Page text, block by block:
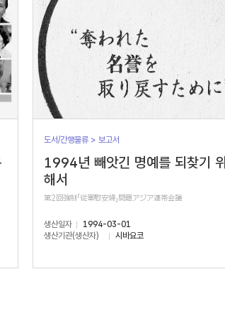
도서/간행물류 > 보고서
1994년 빼앗긴 명예를 되찾기 위
해서
第2回強制「従軍慰安婦」問題アジア連帯会議
생산일자
1994-03-01
생산기관(생산자)
시바요코